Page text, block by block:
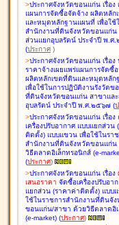
>ประกาศจังหวัดขอนแก่น เรื่อง
แผนการจัดซื้อจัดจ้าง ผลิตหลัก
และหมุดหลักฐานแผนที่ เพื่อใช้
สำนักงานที่ดินจังหวัดขอนแก่น
ส่วนแยกอุบลรัตน์ ประจำปี พ.ศ
(ประกาศ )
>ประกาศจังหวัดขอนแก่น เรื่อง
ราคาจ้างเผยแพร่แผนการจัดซื้
ผลิตหลักเขตที่ดินและหมุดหลัก
เพื่อใช้ในการปฏิบัติงานรังวัดข
ที่ดินจังหวัดขอนแก่น สาขาแล
อุบลรัตน์ ประจำปี พ.ศ.๒๕๖๗ (
>ประกาศจังหวัดขอนแก่น เรื่อง
เครื่องปรับอากาศ แบบแยกส่วน
ติดตั้ง) แบบแขวน เพื่อใช้ในรา
สำนักงานที่ดินจังหวัดขอนแก่น
วิธีตลาดอิเล็กทรอนิกส์ (e-
(ประกาศ)
>ประกาศจังหวัดขอนแก่น เรื่อง
เสนอราคา จัดซื้อเครื่องปรับอา
แยกส่วน (ราคาค่าติดตั้ง) แบบ
ใช้ในราชการสำนักงานที่ดินจัง
ขอนแก่น/สาขา ด้วยวิธีตลาดอิ
(e-market) (ประกาศ)